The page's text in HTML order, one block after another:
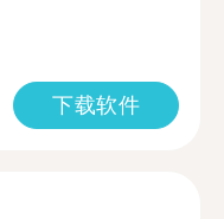
下载软件